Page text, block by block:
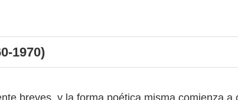
1970)